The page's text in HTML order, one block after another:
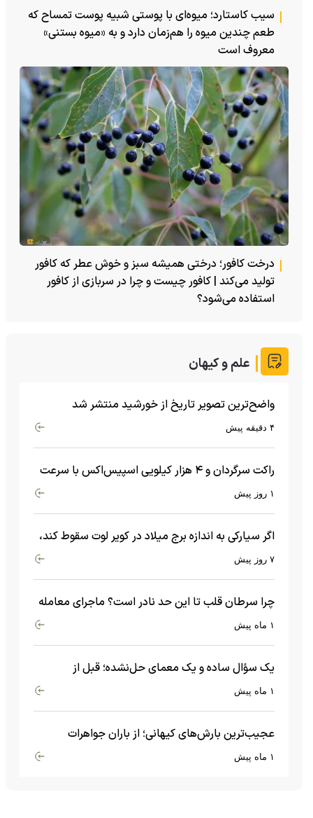
سیب کاستارد؛ میوه‌ای با پوستی شبیه پوست تمساح که
طعم چندین میوه را هم‌زمان دارد و به «میوه بستنی»
معروف است
درخت کافور؛ درختی همیشه سبز و خوش عطر که کافور
تولید می‌کند | کافور چیست و چرا در سربازی از کافور
استفاده می‌شود؟
علم و کیهان
واضح‌ترین تصویر تاریخ از خورشید منتشر شد
۴ دقیقه پیش
راکت سرگردان و ۴ هزار کیلویی اسپیس‌اکس با سرعت
هشت هزار و ۶۹۰ کیلومتر در ساعت به ماه برخورد کرد۱ روز پیش
اگر سیارکی به اندازه برج میلاد در کویر لوت سقوط کند،
چه اتفاقی می‌افتد؟
۷ روز پیش
چرا سرطان قلب تا این حد نادر است؟ ماجرای معامله
عجیبی که در بدن اتفاق می‌افتد!۱ ماه پیش
یک سؤال ساده و یک معمای حل‌نشده؛ قبل از
بیگ‌بنگ و آغاز جهان چه چیزی وجود داشت؟۱ ماه پیش
عجیب‌ترین بارش‌های کیهانی؛ از باران جواهرات
گران‌قیمت تا بارش آهن و شیشه۱ ماه پیش